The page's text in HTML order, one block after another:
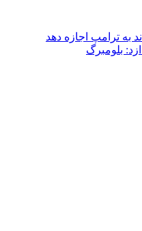
به ترامپ اجازه دهد
بلومبرگ